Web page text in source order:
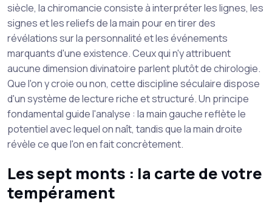
siècle, la chiromancie consiste à interpréter les lignes, les
signes et les reliefs de la main pour en tirer des
révélations sur la personnalité et les événements
marquants d'une existence. Ceux qui n'y attribuent
aucune dimension divinatoire parlent plutôt de chirologie.
Que l'on y croie ou non, cette discipline séculaire dispose
d'un système de lecture riche et structuré. Un principe
fondamental guide l'analyse : la main gauche reflète le
potentiel avec lequel on naît, tandis que la main droite
révèle ce que l'on en fait concrètement.
Les sept monts : la carte de votre
tempérament